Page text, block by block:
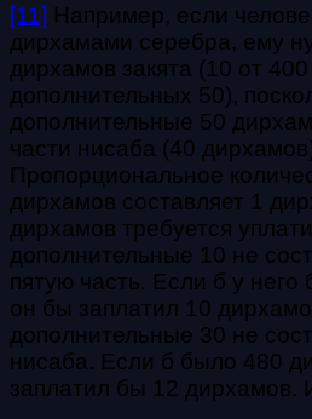
[11] Например, если
дирхамами серебра, ему
дирхамов закята (10 от
дополнительных 50),
дополнительные 50
части нисаба (40
Пропорциональное
дирхамов составляет 1
дирхамов требуется
дополнительные 10 не
пятую часть. Если б у
он бы заплатил 10
дополнительные 30 не
нисаба. Если б было 480
заплатил бы 12 дирхамов.